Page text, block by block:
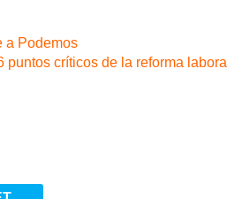
a Podemos
críticos de la reforma laboral